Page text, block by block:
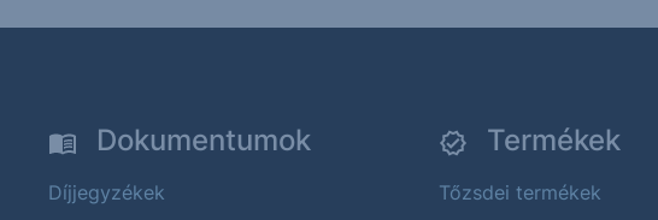
Dokumentumok
Díjjegyzékek
Termékek
Tőzsdei termékek